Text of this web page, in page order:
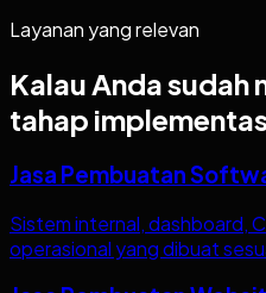
Layanan yang relevan
Kalau Anda sudah
tahap
Jasa Pembuatan
Sistem internal, dashboard,
operasional yang dibuat